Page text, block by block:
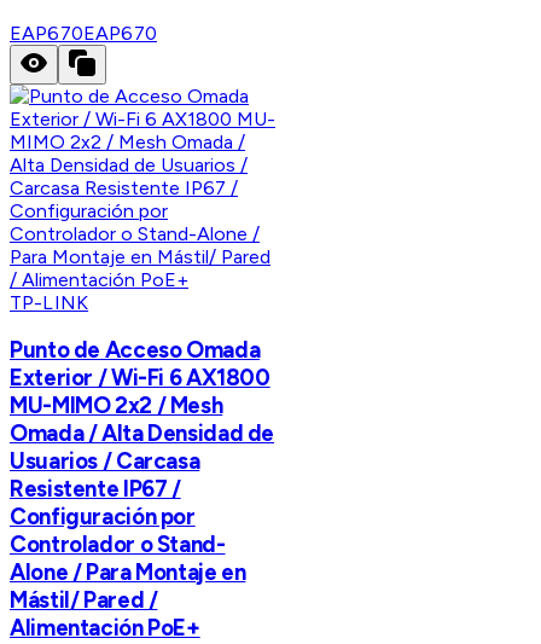
EAP670EAP670
TP-LINK
Punto de Acceso Omada
Exterior / Wi-Fi 6 AX1800
MU-MIMO 2x2 / Mesh
Omada / Alta Densidad de
Usuarios / Carcasa
Resistente IP67 /
Configuración por
Controlador o Stand-
Alone / Para Montaje en
Mástil/ Pared /
Alimentación PoE+